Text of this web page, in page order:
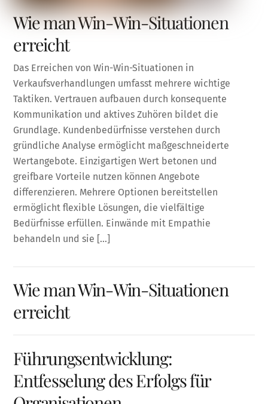
Wie man Win-Win-Situationen
erreicht
Das Erreichen von Win-Win-Situationen in
Verkaufsverhandlungen umfasst mehrere wichtige
Taktiken. Vertrauen aufbauen durch konsequente
Kommunikation und aktives Zuhören bildet die
Grundlage. Kundenbedürfnisse verstehen durch
gründliche Analyse ermöglicht maßgeschneiderte
Wertangebote. Einzigartigen Wert betonen und
greifbare Vorteile nutzen können Angebote
differenzieren. Mehrere Optionen bereitstellen
ermöglicht flexible Lösungen, die vielfältige
Bedürfnisse erfüllen. Einwände mit Empathie
behandeln und sie […]
Wie man Win-Win-Situationen
erreicht
Führungsentwicklung:
Entfesselung des Erfolgs für